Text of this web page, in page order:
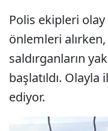
Polis ekipleri
önlemleri
saldırganların
başlatıldı.
ediyor.